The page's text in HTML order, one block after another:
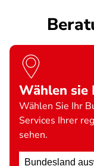
Wählen sie
Wählen Sie Ihr
Services Ihrer
sehen.
Standort